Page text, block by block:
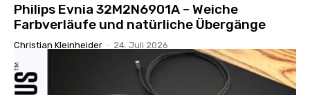
Philips Evnia 32M2N6901A – Weiche
Farbverläufe und natürliche Übergänge
Christian Kleinheider - 24. Juli 2026